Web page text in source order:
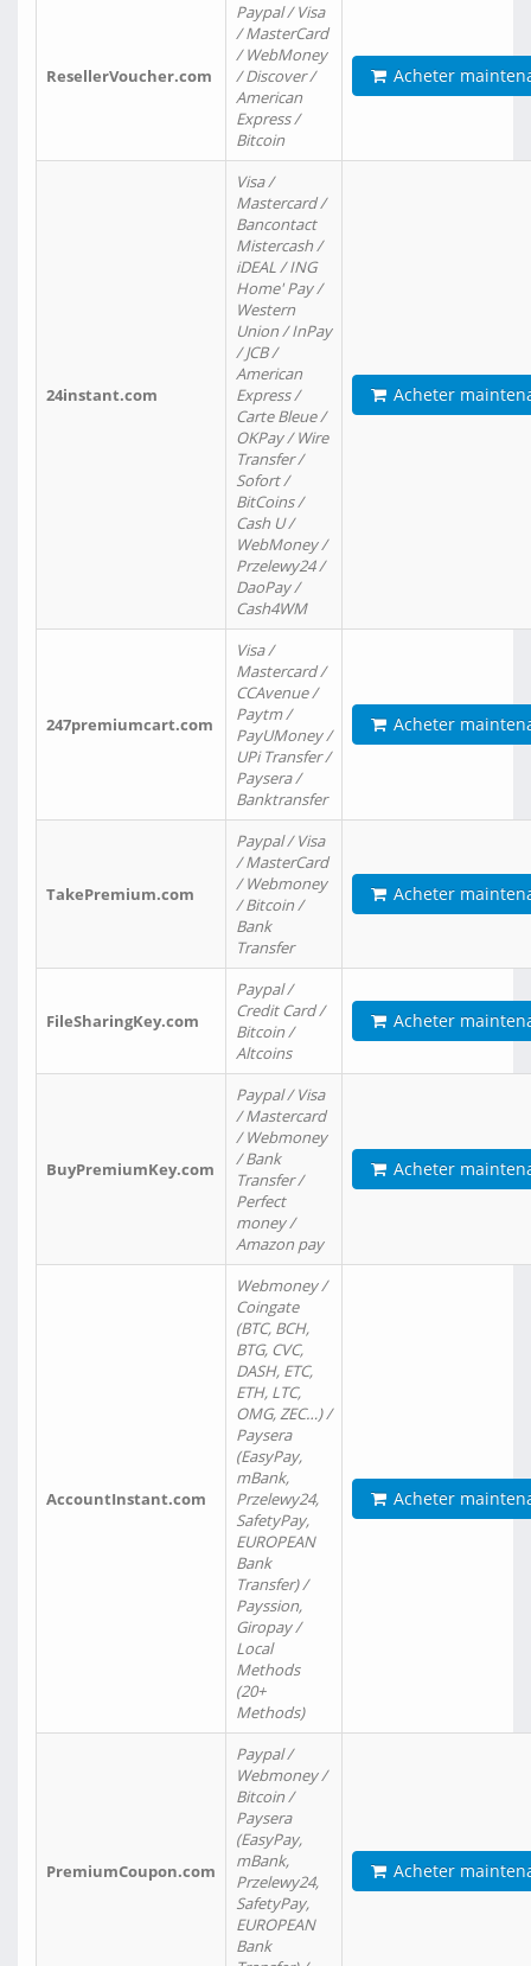
ResellerVoucher.com
Paypal / Visa
/ MasterCard
/ WebMoney
/ Discover /
American
Express /
Bitcoin
Acheter
24instant.com
Visa /
Mastercard /
Bancontact
Mistercash /
iDEAL / ING
Home' Pay /
Western
Union / InPay
/ JCB /
American
Express /
Carte Bleue /
OKPay / Wire
Transfer /
Sofort /
BitCoins /
Cash U /
WebMoney /
Przelewy24 /
DaoPay /
Cash4WM
Acheter
247premiumcart.com
Visa /
Mastercard /
CCAvenue /
Paytm /
PayUMoney /
UPi Transfer /
Paysera /
Banktransfer
Acheter
TakePremium.com
Paypal / Visa
/ MasterCard
/ Webmoney
/ Bitcoin /
Bank
Transfer
Acheter
FileSharingKey.com
Paypal /
Credit Card /
Bitcoin /
Altcoins
Acheter
BuyPremiumKey.com
Paypal / Visa
/ Mastercard
/ Webmoney
/ Bank
Transfer /
Perfect
money /
Amazon pay
Acheter
AccountInstant.com
Webmoney /
Coingate
(BTC, BCH,
BTG, CVC,
DASH, ETC,
ETH, LTC,
OMG, ZEC…) /
Paysera
(EasyPay,
mBank,
Przelewy24,
SafetyPay,
EUROPEAN
Bank
Transfer) /
Payssion,
Giropay /
Local
Methods
(20+
Methods)
Acheter
PremiumCoupon.com
Paypal /
Webmoney /
Bitcoin /
Paysera
(EasyPay,
mBank,
Przelewy24,
SafetyPay,
EUROPEAN
Bank
Acheter